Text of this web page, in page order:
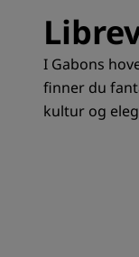
I Gabons
finner du
kultur og